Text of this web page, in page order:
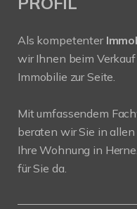
Als kompetenter
wir Ihnen beim
Immobilie zur Seite.
Mit umfassendem
beraten wir Sie in allen
Ihre Wohnung in
für Sie da.